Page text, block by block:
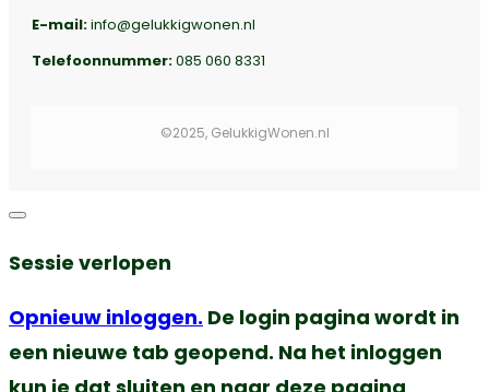
E-mail:info@gelukkigwonen.nl
Telefoonnummer:085 060 8331
©2025, GelukkigWonen.nl
Dialoogvenster
Sessie verlopen
Opnieuw inloggen. De login pagina wordt in
een nieuwe tab geopend. Na het inloggen